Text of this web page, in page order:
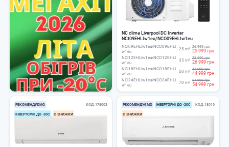
NC clima Liverpool DC Inverter
NCI09EHLIw1eu/NCO09EHLIw1eu
NCI09EHLIw1eu/NCO09EHLI
w1eu
25 m² 26 999 грн
25 999 грн
NCI12EHLIw1eu/NCO12EHLI
w1eu
35 m² 28 999 грн
26 999 грн
NCI18EHLIw1eu/NCO18EHLI
w1eu
50 m² 47 999 грн
44 999 грн
NCI24EHLIw1eu/NCO24EHLI
w1eu
70 m² 57 999 грн
54 999 грн
РЕКОМЕНДУЄМО
ІНВЕРТОРНІ ДО -30С Є ЗНИЖКИ
КОД 178003 РЕКОМЕНДУЄМО ІНВЕРТОРНІ ДО -20С
Є ЗНИЖКИ
КОД 18010